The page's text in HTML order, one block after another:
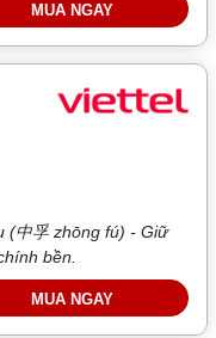
MUA NGAY
(中孚 zhōng fú) - Giữ
bền.
MUA NGAY